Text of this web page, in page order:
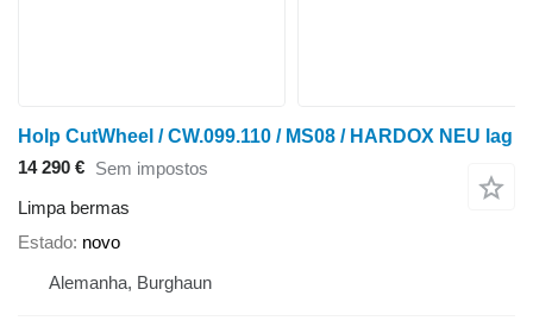
Holp CutWheel / CW.099.110 / MS08 / HARDOX NEU lag
14 290 € Sem impostos
Limpa bermas
Estado novo
Alemanha, Burghaun